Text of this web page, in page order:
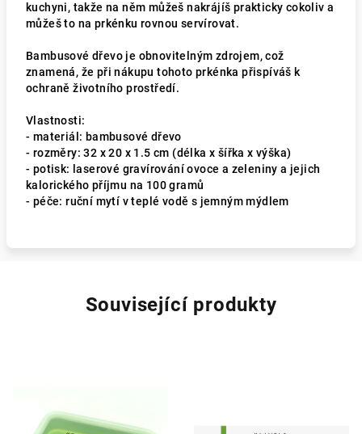
kuchyni, takže na něm můžeš nakrájíš prakticky cokoliv a
můžeš to na prkénku rovnou servírovat.
Bambusové dřevo je obnovitelným zdrojem, což
znamená, že při nákupu tohoto prkénka přispíváš k
ochraně životního prostředí.
Vlastnosti:
- materiál: bambusové dřevo
- rozměry: 32 x 20 x 1.5 cm (délka x šířka x výška)
- potisk: laserové gravírování ovoce a zeleniny a jejich
kalorického příjmu na 100 gramů
- péče: ruční mytí v teplé vodě s jemným mýdlem
Související produkty